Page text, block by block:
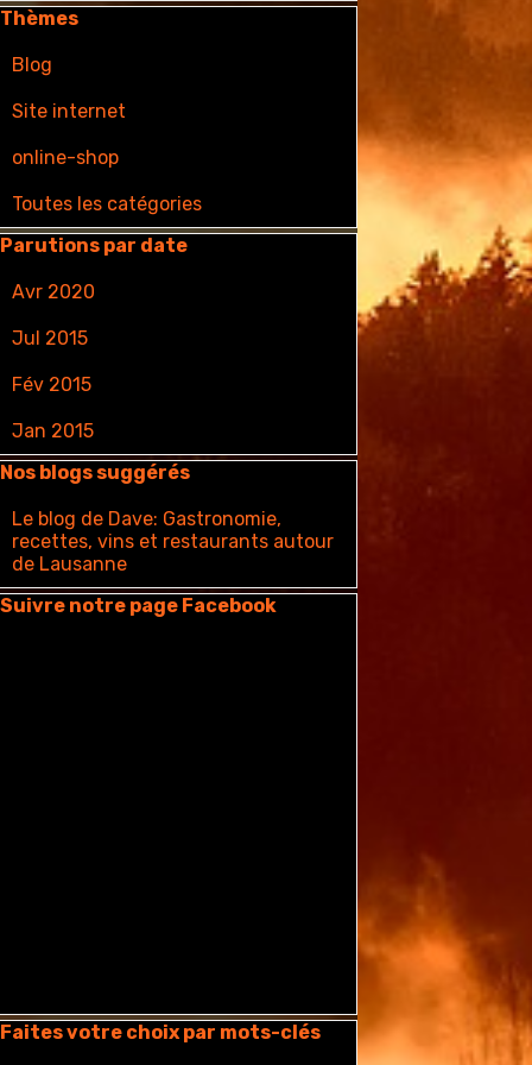
le bloc Thèmes
Thèmes
Blog
Site internet
online-shop
Toutes les catégories
le bloc Parutions par date
Parutions par date
Avr 2020
Jul 2015
Fév 2015
Jan 2015
le bloc Nos blogs suggérés
Nos blogs suggérés
Le blog de Dave: Gastronomie,
recettes, vins et restaurants autour
de Lausanne
le bloc Suivre notre page Facebook
Suivre notre page Facebook
le bloc Faites votre choix par mots-clés
Faites votre choix par mots-clés